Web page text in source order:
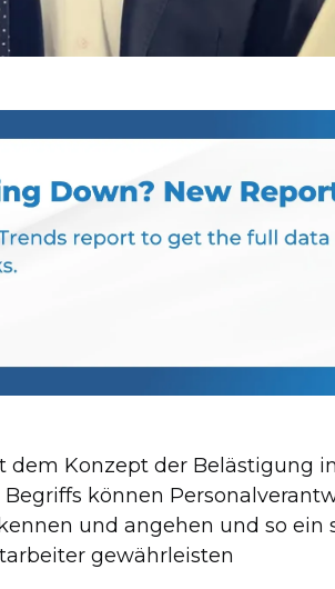
Konzept der Belästigung
können
und angehen und so ein
gewährleisten